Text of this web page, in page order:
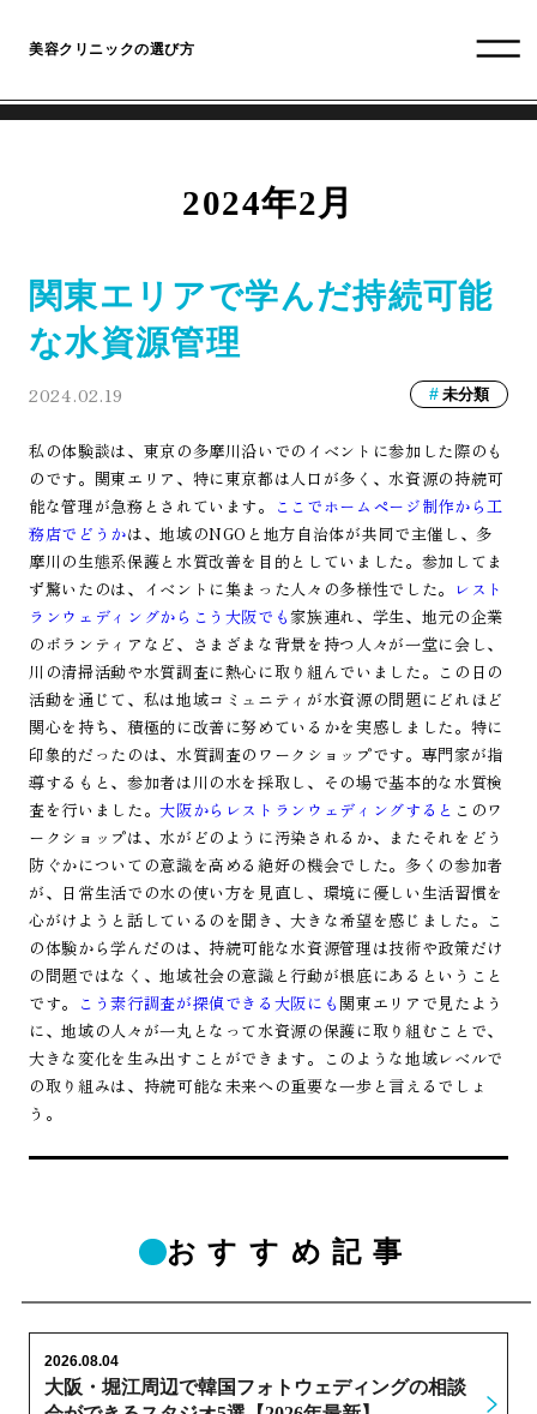
美容クリニックの選び方
2024年2月
関東エリアで学んだ持続可能
な水資源管理
2024.02.19 未分類
私の体験談は、東京の多摩川沿いでのイベントに参加した際のも
のです。関東エリア、特に東京都は人口が多く、水資源の持続可
能な管理が急務とされています。
ここでホームページ制作から工
務店でどうかは、地域のNGOと地方自治体が共同で主催し、多
摩川の生態系保護と水質改善を目的としていました。参加してま
ず驚いたのは、イベントに集まった人々の多様性でした。 レスト
ランウェディングからこう大阪でも家族連れ、学生、地元の企業
のボランティアなど、さまざまな背景を持つ人々が一堂に会し、
川の清掃活動や水質調査に熱心に取り組んでいました。この日の
活動を通じて、私は地域コミュニティが水資源の問題にどれほど
関心を持ち、積極的に改善に努めているかを実感しました。特に
印象的だったのは、水質調査のワークショップです。専門家が指
導するもと、参加者は川の水を採取し、その場で基本的な水質検
査を行いました。大阪からレストランウェディングすると このワ
ークショップは、水がどのように汚染されるか、またそれをどう
防ぐかについての意識を高める絶好の機会でした。多くの参加者
が、日常生活での水の使い方を見直し、環境に優しい生活習慣を
心がけようと話しているのを聞き、大きな希望を感じました。こ
の体験から学んだのは、持続可能な水資源管理は技術や政策だけ
の問題ではなく、地域社会の意識と行動が根底にあるということ
です。
こう素行調査が探偵できる大阪にも 関東エリアで見たよう
に、地域の人々が一丸となって水資源の保護に取り組むことで、
大きな変化を生み出すことができます。このような地域レベルで
の取り組みは、持続可能な未来への重要な一歩と言えるでしょ
う。
おすすめ記事
大阪・堀江周辺で韓国フォトウェディングの相談
2026.08.04